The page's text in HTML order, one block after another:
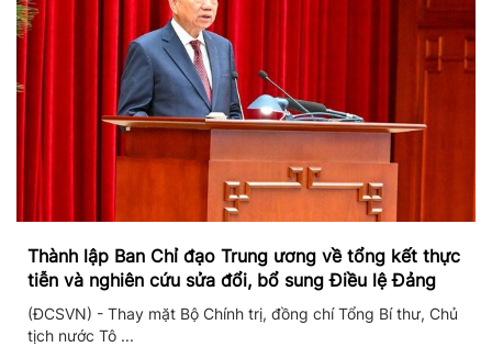
Thành lập Ban Chỉ đạo Trung ương về tổng kết thực
tiễn và nghiên cứu sửa đổi, bổ sung Điều lệ Đảng
(ĐCSVN) - Thay mặt Bộ Chính trị, đồng chí Tổng Bí thư, Chủ
tịch nước Tô ...